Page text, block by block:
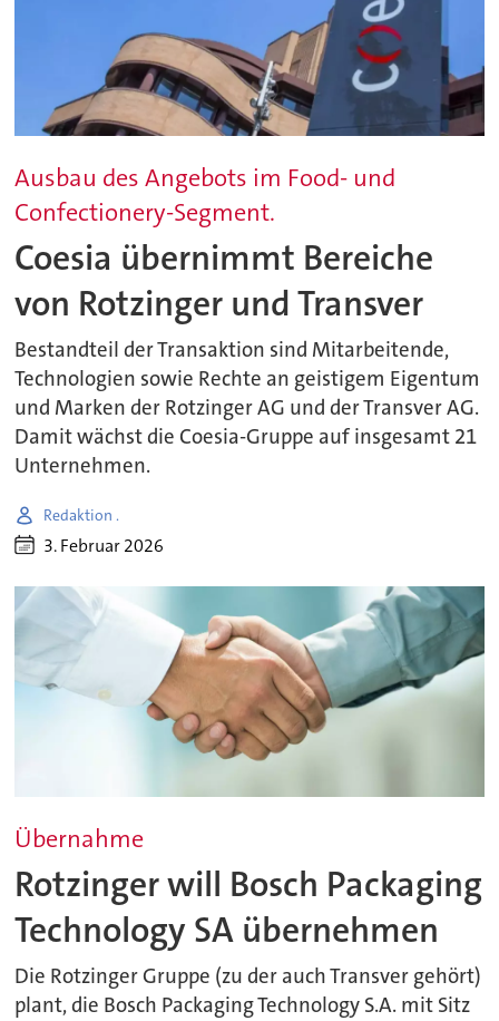
Ausbau des Angebots im Food- und
Confectionery-Segment.
Coesia übernimmt Bereiche
von Rotzinger und Transver
Bestandteil der Transaktion sind Mitarbeitende,
Technologien sowie Rechte an geistigem Eigentum
und Marken der Rotzinger AG und der Transver AG.
Damit wächst die Coesia-Gruppe auf insgesamt 21
Unternehmen.
Redaktion .
3. Februar 2026
Übernahme
Rotzinger will Bosch Packaging
Technology SA übernehmen
Die Rotzinger Gruppe (zu der auch Transver gehört)
plant, die Bosch Packaging Technology S.A. mit Sitz